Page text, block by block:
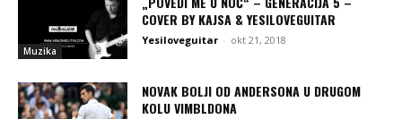
Muzika
COVER BY KAJSA & YESILOVEGUITAR
Yesiloveguitar - okt 21, 2018
NOVAK BOLJI OD ANDERSONA U DRUGOM
KOLU VIMBLDONA